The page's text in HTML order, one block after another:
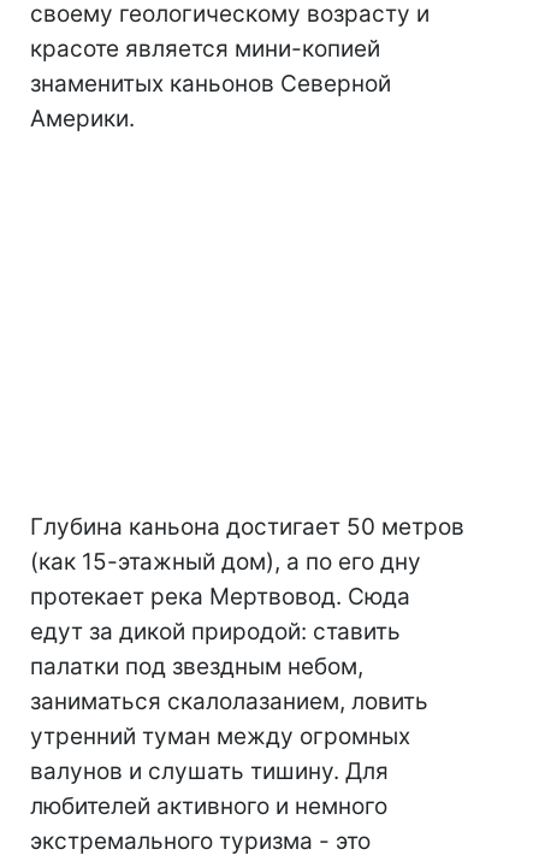
своему геологическому возрасту и
красоте является мини-копией
знаменитых каньонов Северной
Америки.
Глубина каньона достигает 50 метров
(как 15-этажный дом), а по его дну
протекает река Мертвовод. Сюда
едут за дикой природой: ставить
палатки под звездным небом,
заниматься скалолазанием, ловить
утренний туман между огромных
валунов и слушать тишину. Для
любителей активного и немного
экстремального туризма - это